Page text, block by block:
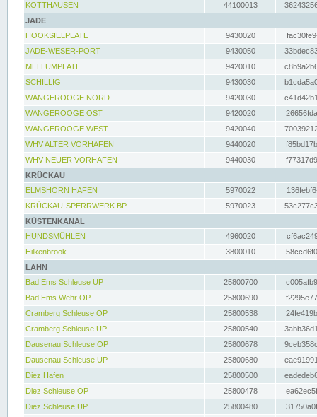
KOTTHAUSEN
44100013
JADE
HOOKSIELPLATE
9430020
JADE-WESER-PORT
9430050
MELLUMPLATE
9420010
SCHILLIG
9430030
WANGEROOGE NORD
9420030
WANGEROOGE OST
9420020
WANGEROOGE WEST
9420040
WHV ALTER VORHAFEN
9440020
WHV NEUER VORHAFEN
9440030
KRÜCKAU
ELMSHORN HAFEN
5970022
KRÜCKAU-SPERRWERK BP
5970023
KÜSTENKANAL
HUNDSMÜHLEN
4960020
Hilkenbrook
3800010
LAHN
Bad Ems Schleuse UP
25800700
Bad Ems Wehr OP
25800690
Cramberg Schleuse OP
25800538
Cramberg Schleuse UP
25800540
Dausenau Schleuse OP
25800678
Dausenau Schleuse UP
25800680
Diez Hafen
25800500
Diez Schleuse OP
25800478
Diez Schleuse UP
25800480